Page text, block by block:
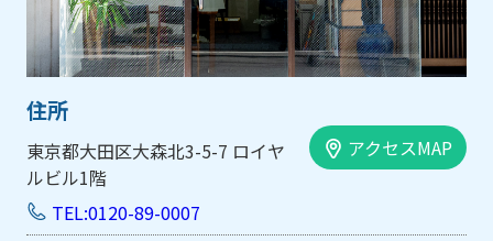
住所
大阪市中央区内平野町1-1-5 西大
手前ビル103号
アクセスMAP
TEL:0120-89-0007